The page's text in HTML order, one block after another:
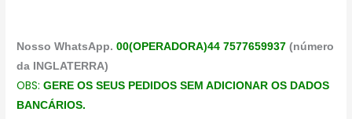
Nosso WhatsApp.00(OPERADORA)44 7577659937 (número
da INGLATERRA)
OBS:GERE OS SEUS PEDIDOS SEM ADICIONAR OS DADOS
BANCÁRIOS.